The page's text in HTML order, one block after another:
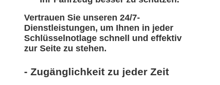
Vertrauen Sie unseren 24/7-
Dienstleistungen, um Ihnen in jeder
Schlüsselnotlage schnell und effektiv
zur Seite zu stehen.
- Zugänglichkeit zu jeder Zeit